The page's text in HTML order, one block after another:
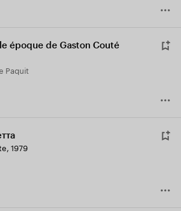
époque de Gaston Couté
Paquit
, 1979